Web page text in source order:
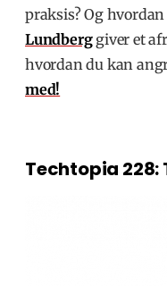
praksis? Og
Lundberggiver et
hvordan du kan
med!
Techtopia